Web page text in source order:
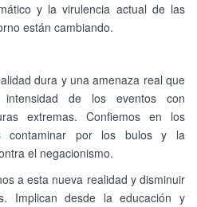
y la virulencia actual de las
están cambiando.
dura y una amenaza real que
de los eventos con
extremas. Confiemos en los
contaminar por los bulos y la
el negacionismo.
a esta nueva realidad y disminuir
Implican desde la educación y